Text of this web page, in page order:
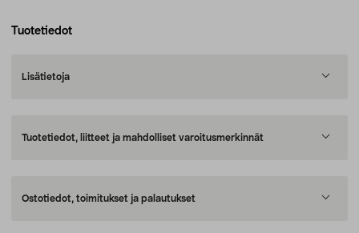
Tuotetiedot
Lisätietoja
Tuotetiedot, liitteet ja mahdolliset varoitusmerkinnät
Ostotiedot, toimitukset ja palautukset